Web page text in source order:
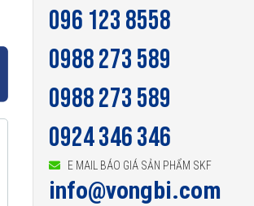
096 123 8558
0988 273 589
0988 273 589
0924 346 346
E MAIL BÁO GIÁ SẢN PHẨM SKF
info@vongbi.com